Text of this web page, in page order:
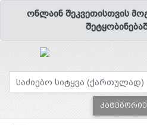
ონლაინ შეკვეთისთვის